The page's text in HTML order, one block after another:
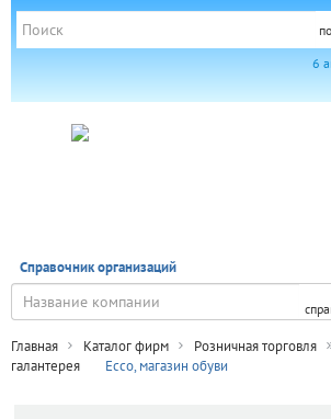
6
Справочник организаций
Главная Каталог фирм Розничная торговля
галантерея
Ecco, магазин обуви